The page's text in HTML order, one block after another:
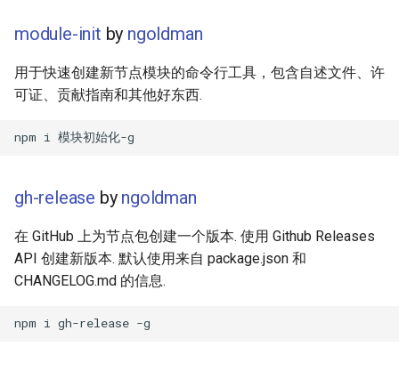
TikZ
Neuroscience
Prometheus
module-init by ngoldman
用于快速创建新节点模块的命令行工具，包含自述文件、许
可证、贡献指南和其他好东西.
gh-release by ngoldman
在 GitHub 上为节点包创建一个版本. 使用 Github Releases
API 创建新版本. 默认使用来自 package.json 和
CHANGELOG.md 的信息.